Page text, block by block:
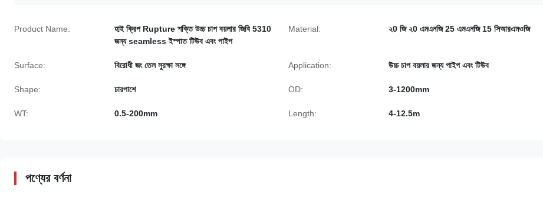
Product Name:
হাই ক্রিপ Rupture শক্তি উচ্চ চাপ বয়লার জিবি 5310
জন্য seamless ইস্পাত টিউব এবং পাইপ
Material: ২0 জি ২0 এমএনজি 25 এমএনজি 15 সিআরএমওজি
Surface: বিরোধী জং তেল সুরক্ষা সঙ্গে Application: উচ্চ চাপ বয়লার জন্য পাইপ এবং টিউব
Shape: চারপাশে OD: 3-1200mm
WT: 0.5-200mm Length: 4-12.5m
পণ্যের বর্ণনা